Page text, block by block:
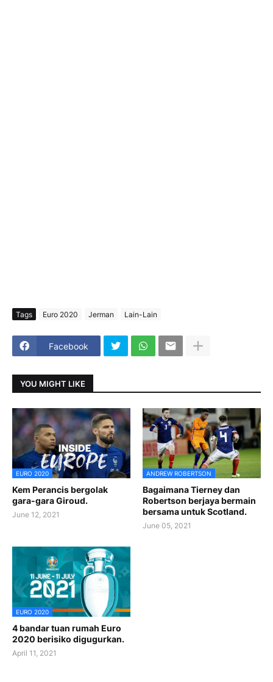
Tags Euro 2020 Jerman Lain-Lain
Facebook
YOU MIGHT LIKE
EURO 2020
Kem Perancis bergolak
gara-gara Giroud.
June 12, 2021
ANDREW ROBERTSON
Bagaimana Tierney dan
Robertson berjaya bermain
bersama untuk Scotland.
June 05, 2021
EURO 2020
4 bandar tuan rumah Euro
2020 berisiko digugurkan.
April 11, 2021